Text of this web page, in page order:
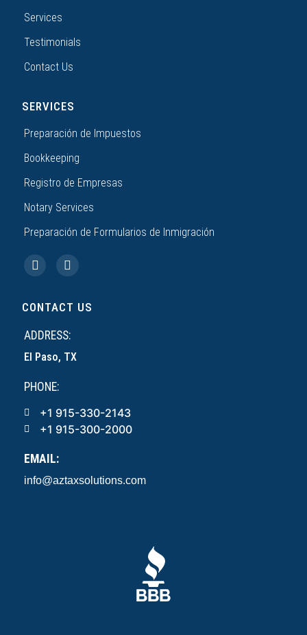
Services
Testimonials
Contact Us
SERVICES
Preparación de Impuestos
Bookkeeping
Registro de Empresas
Notary Services
Preparación de Formularios de Inmigración
CONTACT US
ADDRESS:
El Paso, TX
PHONE:
+1 915-330-2143
+1 915-300-2000
EMAIL:
info@aztaxsolutions.com